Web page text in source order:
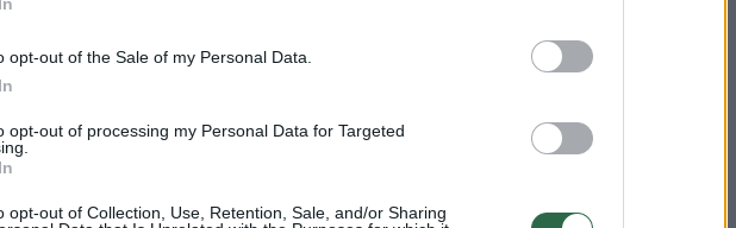
opt-out of the Sale of my Personal Data.
opt-out of processing my Personal Data for Targeted
opt-out of Collection, Use, Retention, Sale, and/or Sharing